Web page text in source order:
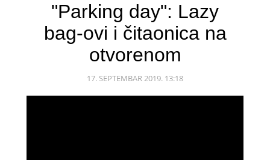
"Parking day": Lazy
bag-ovi i čitaonica na
otvorenom
17. SEPTEMBAR 2019. 13:18